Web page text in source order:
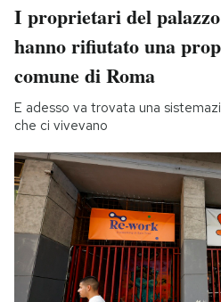
I proprietari del
hanno rifiutato una
comune di Roma
E adesso va trovata una
che ci vivevano